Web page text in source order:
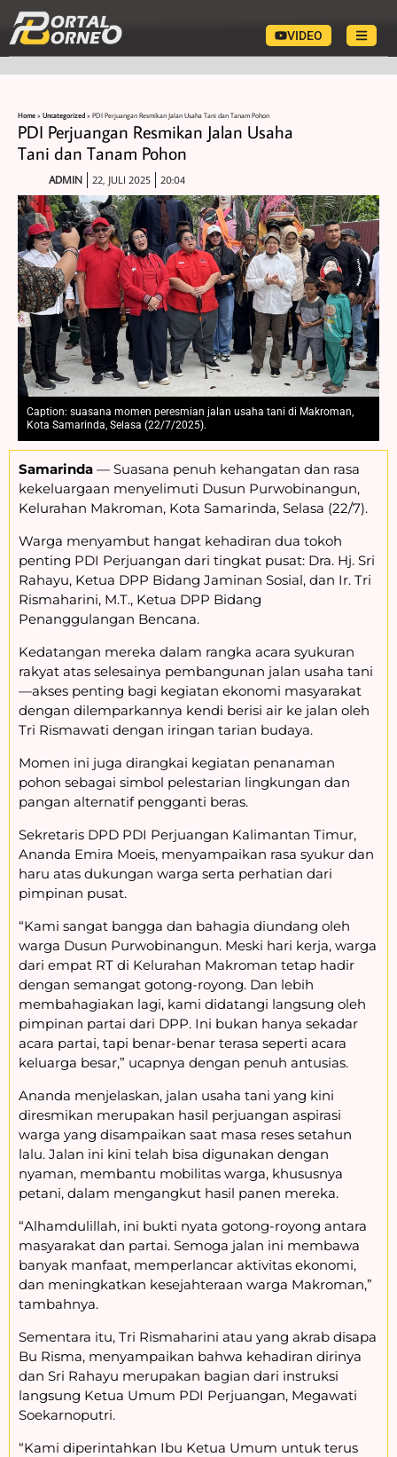
VIDEO
Home » Uncategorized » PDI Perjuangan Resmikan Jalan Usaha Tani dan Tanam Pohon
PDI Perjuangan Resmikan Jalan Usaha
Tani dan Tanam Pohon
ADMIN 22, JULI 2025 20:04
Caption: suasana momen peresmian jalan usaha tani di Makroman,
Kota Samarinda, Selasa (22/7/2025).
Samarinda — Suasana penuh kehangatan dan rasa
kekeluargaan menyelimuti Dusun Purwobinangun,
Kelurahan Makroman, Kota Samarinda, Selasa (22/7).
Warga menyambut hangat kehadiran dua tokoh
penting PDI Perjuangan dari tingkat pusat: Dra. Hj. Sri
Rahayu, Ketua DPP Bidang Jaminan Sosial, dan Ir. Tri
Rismaharini, M.T., Ketua DPP Bidang
Penanggulangan Bencana.
Kedatangan mereka dalam rangka acara syukuran
rakyat atas selesainya pembangunan jalan usaha tani
—akses penting bagi kegiatan ekonomi masyarakat
dengan dilemparkannya kendi berisi air ke jalan oleh
Tri Rismawati dengan iringan tarian budaya.
Momen ini juga dirangkai kegiatan penanaman
pohon sebagai simbol pelestarian lingkungan dan
pangan alternatif pengganti beras.
Sekretaris DPD PDI Perjuangan Kalimantan Timur,
Ananda Emira Moeis, menyampaikan rasa syukur dan
haru atas dukungan warga serta perhatian dari
pimpinan pusat.
“Kami sangat bangga dan bahagia diundang oleh
warga Dusun Purwobinangun. Meski hari kerja, warga
dari empat RT di Kelurahan Makroman tetap hadir
dengan semangat gotong-royong. Dan lebih
membahagiakan lagi, kami didatangi langsung oleh
pimpinan partai dari DPP. Ini bukan hanya sekadar
acara partai, tapi benar-benar terasa seperti acara
keluarga besar,” ucapnya dengan penuh antusias.
Ananda menjelaskan, jalan usaha tani yang kini
diresmikan merupakan hasil perjuangan aspirasi
warga yang disampaikan saat masa reses setahun
lalu. Jalan ini kini telah bisa digunakan dengan
nyaman, membantu mobilitas warga, khususnya
petani, dalam mengangkut hasil panen mereka.
“Alhamdulillah, ini bukti nyata gotong-royong antara
masyarakat dan partai. Semoga jalan ini membawa
banyak manfaat, memperlancar aktivitas ekonomi,
dan meningkatkan kesejahteraan warga Makroman,”
tambahnya.
Sementara itu, Tri Rismaharini atau yang akrab disapa
Bu Risma, menyampaikan bahwa kehadiran dirinya
dan Sri Rahayu merupakan bagian dari instruksi
langsung Ketua Umum PDI Perjuangan, Megawati
Soekarnoputri.
“Kami diperintahkan Ibu Ketua Umum untuk terus